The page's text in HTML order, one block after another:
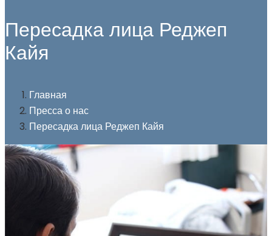
Пересадка лица Реджеп
Кайя
Главная
Пресса о нас
Пересадка лица Реджеп Кайя